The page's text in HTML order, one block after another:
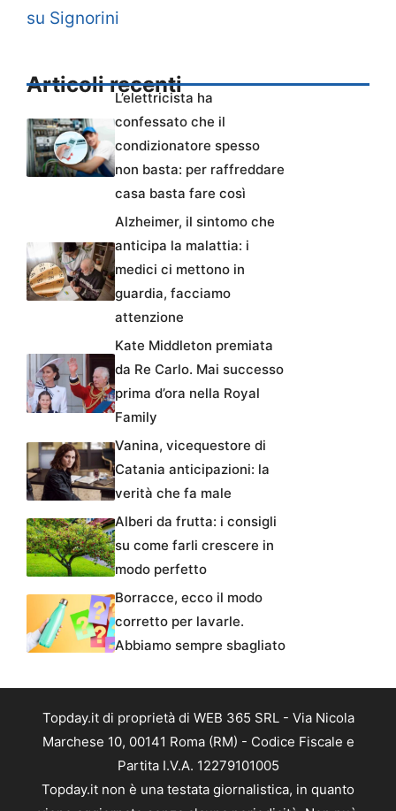
su Signorini
Articoli recenti
L’elettricista ha
confessato che il
condizionatore spesso
non basta: per raffreddare
casa basta fare così
Alzheimer, il sintomo che
anticipa la malattia: i
medici ci mettono in
guardia, facciamo
attenzione
Kate Middleton premiata
da Re Carlo. Mai successo
prima d’ora nella Royal
Family
Vanina, vicequestore di
Catania anticipazioni: la
verità che fa male
Alberi da frutta: i consigli
su come farli crescere in
modo perfetto
Borracce, ecco il modo
corretto per lavarle.
Abbiamo sempre sbagliato
Topday.it di proprietà di WEB 365 SRL - Via Nicola
Marchese 10, 00141 Roma (RM) - Codice Fiscale e
Partita I.V.A. 12279101005
Topday.it non è una testata giornalistica, in quanto